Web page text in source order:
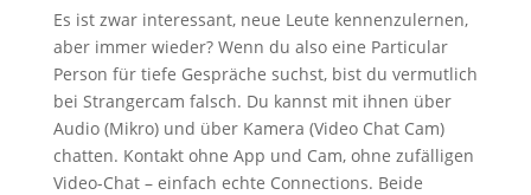
Es ist zwar interessant, neue Leute kennenzulernen,
aber immer wieder? Wenn du also eine Particular
Person für tiefe Gespräche suchst, bist du vermutlich
bei Strangercam falsch. Du kannst mit ihnen über
Audio (Mikro) und über Kamera (Video Chat Cam)
chatten. Kontakt ohne App und Cam, ohne zufälligen
Video-Chat – einfach echte Connections. Beide